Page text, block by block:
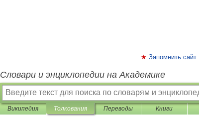
Запомнить сайт
Словари и энциклопедии на Академике
Википедия Толкования Переводы Книги